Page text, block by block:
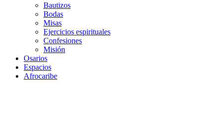
Bautizos
Bodas
Misas
Ejercicios espirituales
Confesiones
Misión
Osarios
Espacios
Afrocaribe